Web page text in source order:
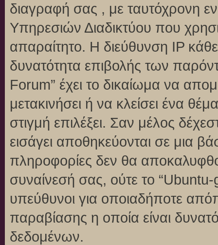
διαγραφή σας , με ταυτόχρονη
Υπηρεσιών Διαδικτύου που
απαραίτητο. Η διεύθυνση IP
δυνατότητα επιβολής των
Forum” έχει το δικαίωμα να
μετακινήσει ή να κλείσει ένα
στιγμή επιλέξει. Σαν μέλος
εισάγει αποθηκεύονται σε μια
πληροφορίες δεν θα
συναίνεσή σας, ούτε το
υπεύθυνοι για οποιαδήποτε
παραβίασης η οποία είναι
δεδομένων.